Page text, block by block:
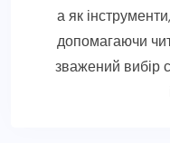
а як
допомагаючи
зважений вибір